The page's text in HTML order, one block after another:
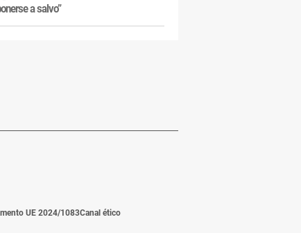
a salvo”
UE 2024/1083Canal ético